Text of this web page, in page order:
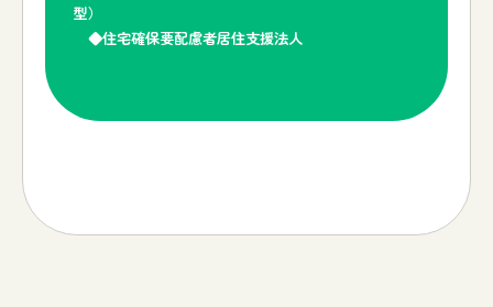
型）
◆住宅確保要配慮者居住支援法人